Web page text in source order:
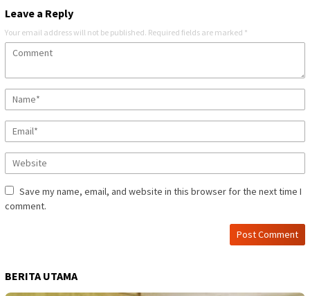
Leave a Reply
Your email address will not be published. Required fields are marked *
Save my name, email, and website in this browser for the next time I
comment.
BERITA UTAMA